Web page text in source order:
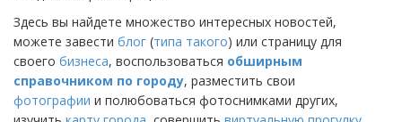
Здесь вы найдете множество интересных новостей,
можете завести блог (типа такого) или страницу для
своего бизнеса, воспользоваться обширным
справочником по городу, разместить свои
фотографии и полюбоваться фотоснимками других,